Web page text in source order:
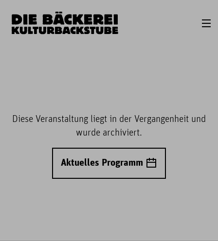
Diese Veranstaltung liegt in der Vergangenheit und
wurde archiviert.
Aktuelles Programm